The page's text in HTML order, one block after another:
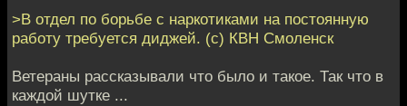
>В отдел по борьбе с наркотиками на постоянную
работу требуется диджей. (с) КВН Смоленск
Ветераны рассказывали что было и такое. Так что в
каждой шутке ...